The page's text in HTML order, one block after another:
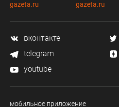
gazeta.ru
gazeta.ru
вконтакте
telegram
youtube
мобильное приложение